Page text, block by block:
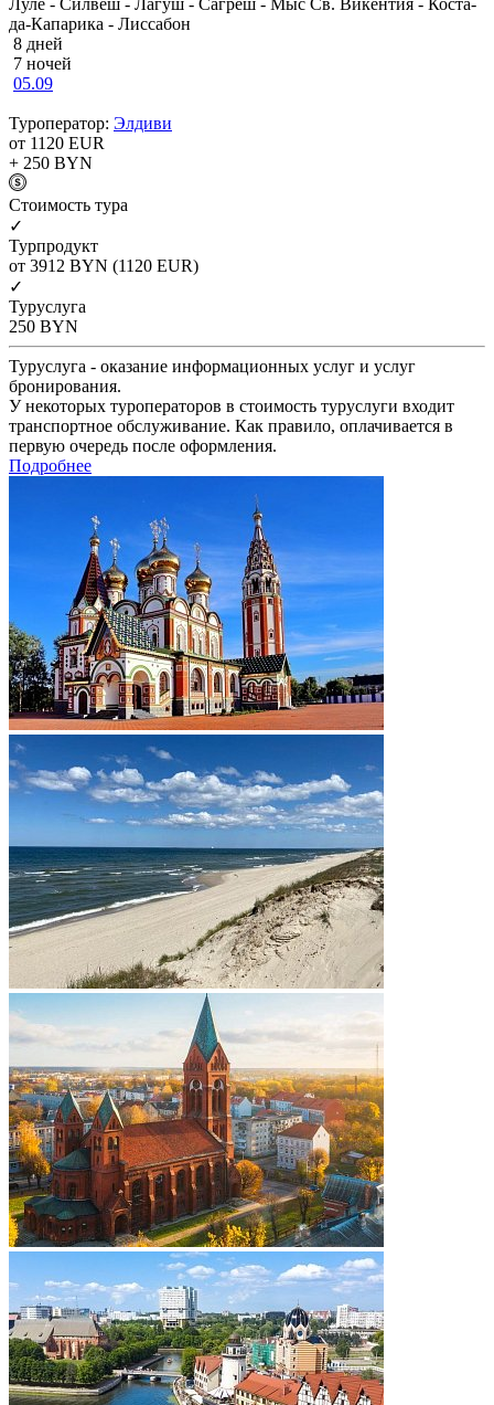
да-Капарика - Лиссабон
8 дней
7 ночей
05.09
Туроператор: Элдиви
от 1120 EUR
+ 250 BYN
Cтоимость тура
✓
Турпродукт
от 3912 BYN (1120 EUR)
✓
Туруслуга
250 BYN
Туруслуга - оказание информационных услуг и услуг
бронирования.
У некоторых туроператоров в стоимость туруслуги входит
транспортное обслуживание. Как правило, оплачивается в
первую очередь после оформления.
Подробнее